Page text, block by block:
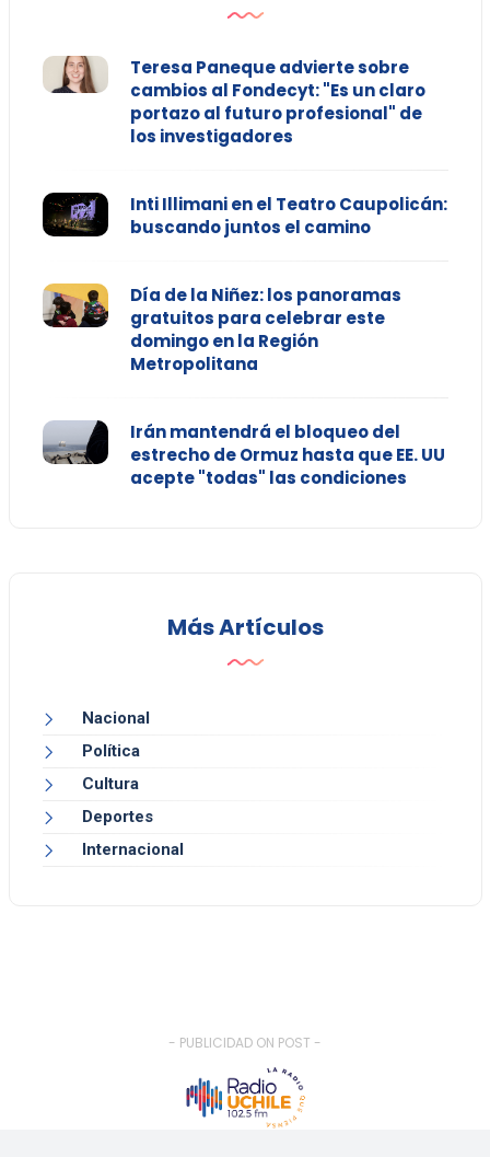
Teresa Paneque advierte sobre
cambios al Fondecyt: "Es un claro
portazo al futuro profesional" de
los investigadores
Inti Illimani en el Teatro Caupolicán:
buscando juntos el camino
Día de la Niñez: los panoramas
gratuitos para celebrar este
domingo en la Región
Metropolitana
Irán mantendrá el bloqueo del
estrecho de Ormuz hasta que EE. UU
acepte "todas" las condiciones
Más Artículos
Nacional
Política
Cultura
Deportes
Internacional
- PUBLICIDAD ON POST -